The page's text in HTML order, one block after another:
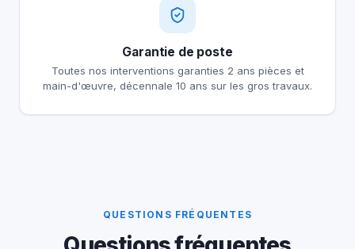
Garantie de poste
Toutes nos interventions garanties 2 ans pièces et
main-d'œuvre, décennale 10 ans sur les gros travaux.
QUESTIONS FRÉQUENTES